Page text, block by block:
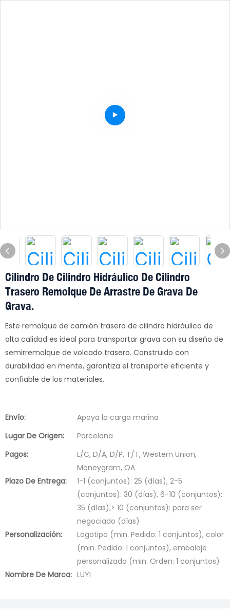
Cilindro De Cilindro Hidráulico De Cilindro
Trasero Remolque De Arrastre De Grava De
Grava.
Este remolque de camión trasero de cilindro hidráulico de
alta calidad es ideal para transportar grava con su diseño de
semirremolque de volcado trasero. Construido con
durabilidad en mente, garantiza el transporte eficiente y
confiable de los materiales.
Envío:
Apoya la carga marina
Lugar De Origen:
Porcelana
Pagos:
L/C, D/A, D/P, T/T, Western Union,
Moneygram, OA
Plazo De Entrega:
1-1 (conjuntos): 25 (días), 2-5
(conjuntos): 30 (días), 6-10 (conjuntos):
35 (días),> 10 (conjuntos): para ser
negociado (días)
Personalización:
Logotipo (min. Pedido: 1 conjuntos), color
(min. Pedido: 1 conjuntos), embalaje
personalizado (min. Orden: 1 conjuntos)
Nombre De Marca: LUYI